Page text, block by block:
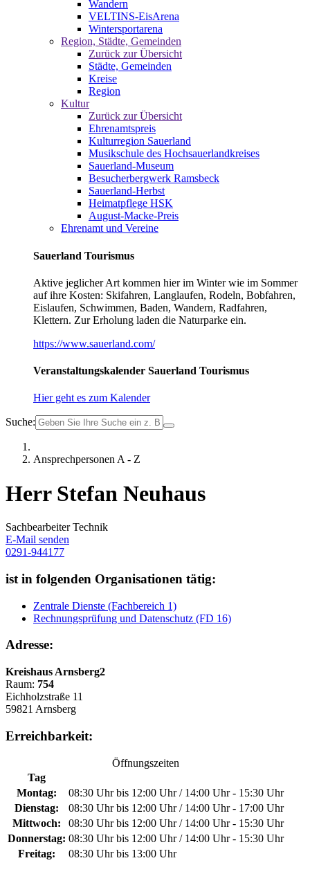
Wandern
VELTINS-EisArena
Wintersportarena
Region, Städte, Gemeinden
Zurück zur Übersicht
Städte, Gemeinden
Kreise
Region
Kultur
Zurück zur Übersicht
Ehrenamtspreis
Kulturregion Sauerland
Musikschule des Hochsauerlandkreises
Sauerland-Museum
Besucherbergwerk Ramsbeck
Sauerland-Herbst
Heimatpflege HSK
August-Macke-Preis
Ehrenamt und Vereine
Sauerland Tourismus
Aktive jeglicher Art kommen hier im Winter wie im Sommer
auf ihre Kosten: Skifahren, Langlaufen, Rodeln, Bobfahren,
Eislaufen, Schwimmen, Baden, Wandern, Radfahren,
Klettern. Zur Erholung laden die Naturparke ein.
https://www.sauerland.com/
Veranstaltungskalender Sauerland Tourismus
Hier geht es zum Kalender
Suche:
Ansprechpersonen A - Z
Herr Stefan Neuhaus
Sachbearbeiter Technik
E-Mail senden
0291-944177
ist in folgenden Organisationen tätig:
Zentrale Dienste (Fachbereich 1)
Rechnungsprüfung und Datenschutz (FD 16)
Adresse:
Kreishaus Arnsberg2
Raum: 754
Eichholzstraße 11
59821 Arnsberg
Erreichbarkeit:
Öffnungszeiten
Tag
Montag:
08:30 Uhr bis 12:00 Uhr / 14:00 Uhr - 15:30 Uhr
Dienstag:
08:30 Uhr bis 12:00 Uhr / 14:00 Uhr - 17:00 Uhr
Mittwoch:
08:30 Uhr bis 12:00 Uhr / 14:00 Uhr - 15:30 Uhr
Donnerstag: 08:30 Uhr bis 12:00 Uhr / 14:00 Uhr - 15:30 Uhr
Freitag:
08:30 Uhr bis 13:00 Uhr